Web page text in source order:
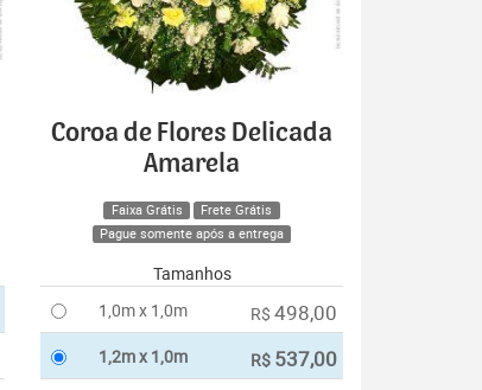
Coroa de Flores Delicada
Amarela
Faixa Grátis
Frete Grátis
Pague somente após a entrega
Tamanhos
1,0m x 1,0m
R$ 498,00
1,2m x 1,0m R$ 537,00